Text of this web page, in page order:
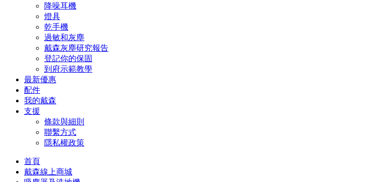
降噪耳機
燈具
乾手機
過敏和灰塵
戴森灰塵研究報告
登記你的保固
到府示範教學
最新優惠
配件
我的戴森
支援
條款與細則
聯繫方式
隱私權政策
首頁
戴森線上商城